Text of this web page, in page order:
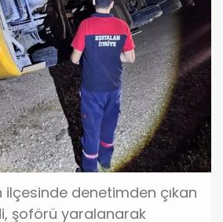
ilçesinde denetimden çıkan
şoförü yaralanarak